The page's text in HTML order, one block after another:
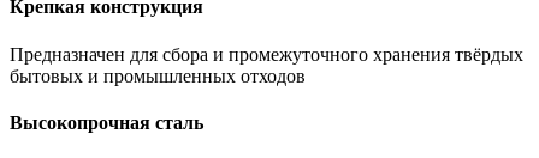
Крепкая конструкция
Предназначен для сбора и промежуточного хранения твёрдых
бытовых и промышленных отходов
Высокопрочная сталь